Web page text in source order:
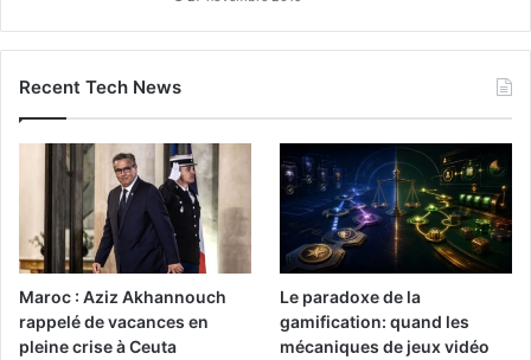
Recent Tech News
Maroc : Aziz Akhannouch
rappelé de vacances en
pleine crise à Ceuta
Le paradoxe de la
gamification: quand les
mécaniques de jeux vidéo